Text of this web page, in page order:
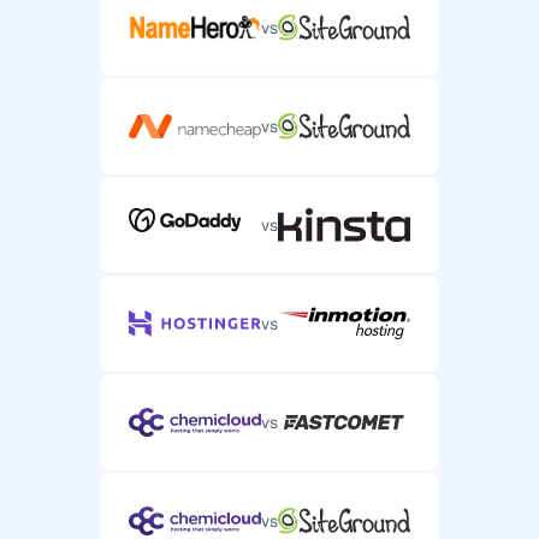
vs
vs
vs
vs
vs
vs